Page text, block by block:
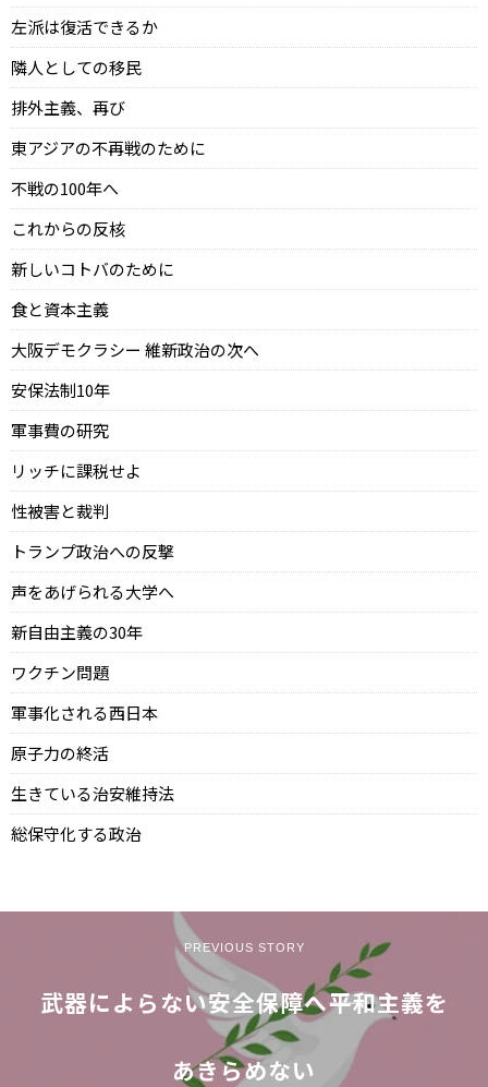
左派は復活できるか
隣人としての移民
排外主義、再び
東アジアの不再戦のために
不戦の100年へ
これからの反核
新しいコトバのために
食と資本主義
大阪デモクラシー 維新政治の次へ
安保法制10年
軍事費の研究
リッチに課税せよ
性被害と裁判
トランプ政治への反撃
声をあげられる大学へ
新自由主義の30年
ワクチン問題
軍事化される西日本
原子力の終活
生きている治安維持法
総保守化する政治
PREVIOUS STORY
武器によらない安全保障へ――平和主義を
あきらめない